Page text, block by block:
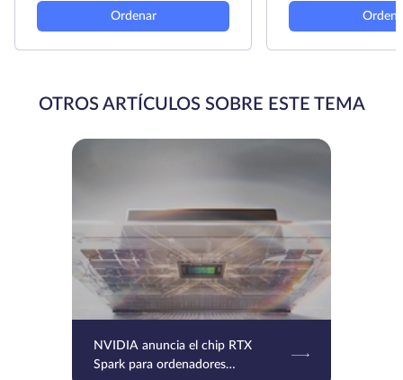
Ordenar
OTROS ARTÍCULOS SOBRE ESTE TEMA
NVIDIA anuncia el chip RTX
Spark para ordenadores